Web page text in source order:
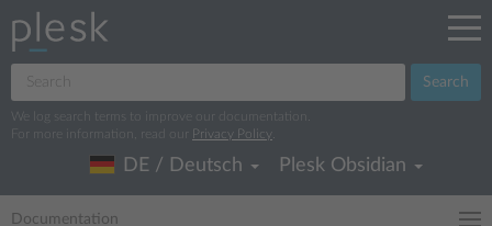
Search
We log search terms to improve our documentation.
For more information, read our
Privacy Policy
DE / Deutsch Plesk Obsidian
Documentation